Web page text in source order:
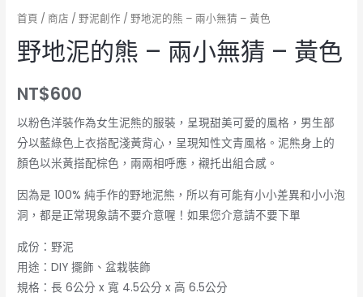
首頁 /商店 / 野泥創作 / 野地泥的熊 – 兩小無猜 – 黃色
野地泥的熊 – 兩小無猜 – 黃色
NT$600
以粉色洋裝作為女生泥熊的服裝，呈現甜美可愛的風格，男生部
分以藍綠色上衣搭配淺黃背心，呈現知性文青風格。泥熊身上的
顏色以米黃搭配棕色，兩兩相呼應，襯托出組合感。
因為是 100% 純手作的野地泥熊，所以有可能有小小差異和小小泡
洞，都是正常現象請不要介意喔！如果您介意請不要下單
成份：野泥
用途：DIY 擺飾、盆栽裝飾
規格：長 6公分 x 寬 4.5公分 x 高 6.5公分